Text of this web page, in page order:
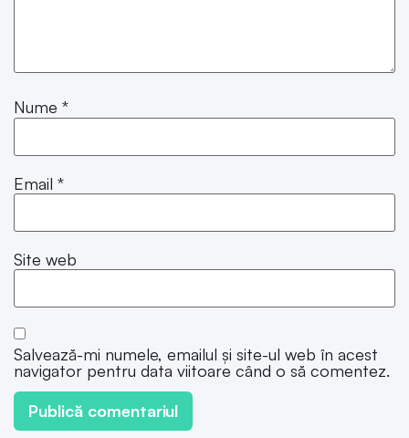
Nume *
Email *
Site web
Salvează-mi numele, emailul și site-ul web în acest
navigator pentru data viitoare când o să comentez.